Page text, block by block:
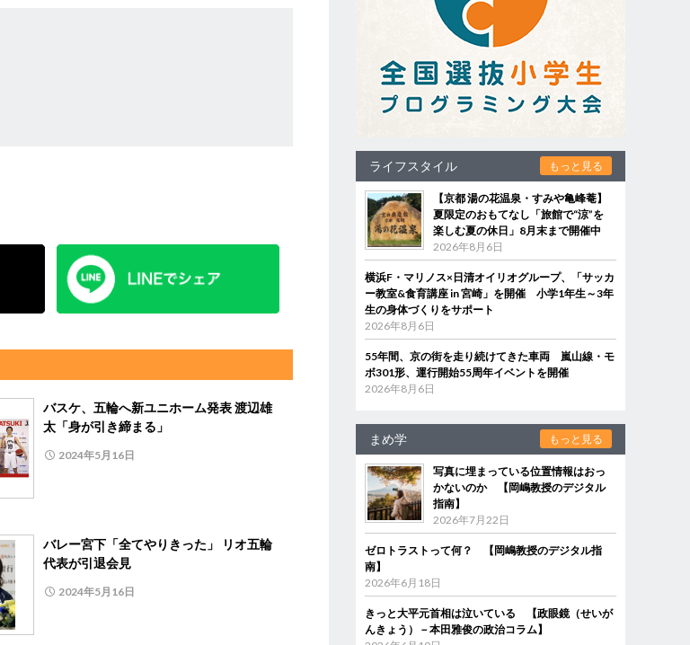
バスケ、五輪へ新ユニホーム発表 渡辺雄
太「身が引き締まる」
2024年5月16日
バレー宮下「全てやりきった」 リオ五輪
代表が引退会見
2024年5月16日
ライフスタイル もっと見る
【京都 湯の花温泉・すみや亀峰菴】
夏限定のおもてなし「旅館で“涼”を
楽しむ夏の休日」8月末まで開催中
2026年8月6日
横浜F・マリノス×日清オイリオグループ、「サッカ
ー教室&食育講座 in 宮崎」を開催 小学1年生～3年
生の身体づくりをサポート
2026年8月6日
55年間、京の街を走り続けてきた車両 嵐山線・モ
ボ301形、運行開始55周年イベントを開催
2026年8月6日
まめ学 もっと見る
写真に埋まっている位置情報はおっ
かないのか 【岡嶋教授のデジタル
指南】
2026年7月22日
ゼロトラストって何？ 【岡嶋教授のデジタル指
南】
2026年6月18日
きっと大平元首相は泣いている 【政眼鏡（せいが
んきょう）－本田雅俊の政治コラム】